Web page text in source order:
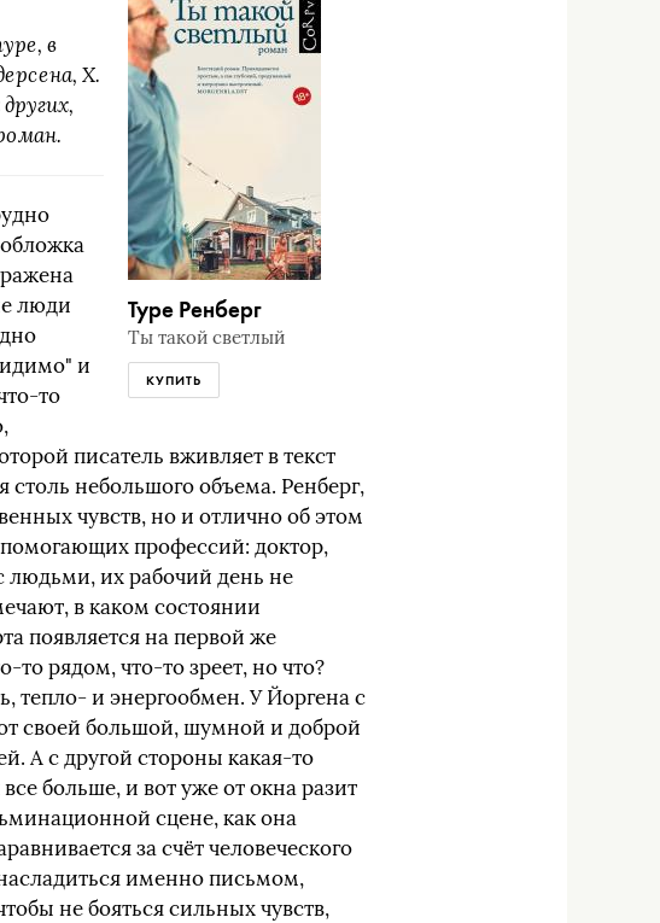
Туре Ренберг
Ты такой светлый
КУПИТЬ
в
Х.
люди
и
то
писатель вживляет в текст
столь небольшого объема. Ренберг,
чувств, но и отлично об этом
профессий: доктор,
людьми, их рабочий день не
в каком состоянии
появляется на первой же
то рядом, что-то зреет, но что?
тепло- и энергообмен. У Йоргена с
своей большой, шумной и доброй
А с другой стороны какая-то
больше, и вот уже от окна разит
сцене, как она
за счёт человеческого
насладиться именно письмом,
не бояться сильных чувств,